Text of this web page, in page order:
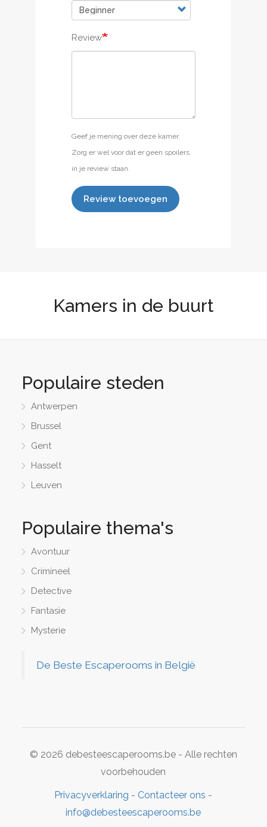
Review
Geef je mening over deze kamer.
Zorg er wel voor dat er geen spoilers
in je review staan.
Review toevoegen
Kamers in de buurt
Populaire steden
Antwerpen
Brussel
Gent
Hasselt
Leuven
Populaire thema's
Avontuur
Crimineel
Detective
Fantasie
Mysterie
De Beste Escaperooms in België
© 2026 debesteescaperooms.be - Alle rechten
voorbehouden
Privacyverklaring - Contacteer ons -
info@debesteescaperooms.be